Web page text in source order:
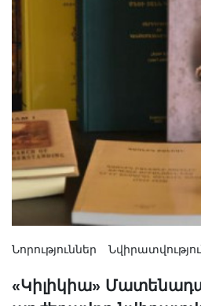
Նորություններ
«Կիլիկիա»